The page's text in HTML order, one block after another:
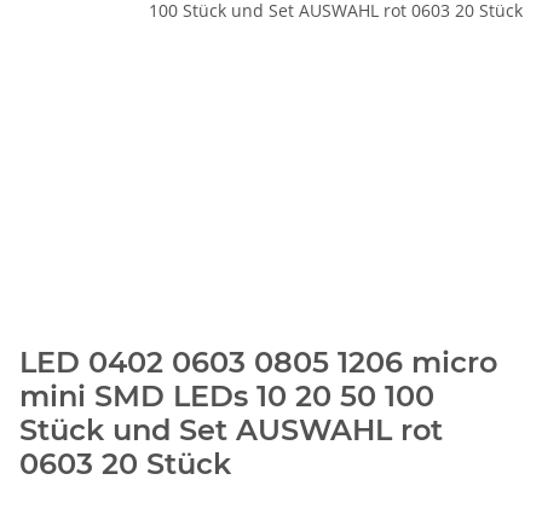
LED 0402 0603 0805 1206 micro
mini SMD LEDs 10 20 50 100
Stück und Set AUSWAHL rot
0603 20 Stück